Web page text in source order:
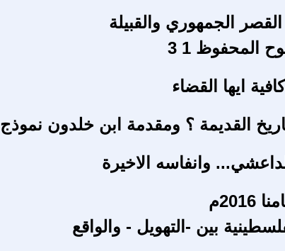
القصر الجمهوري والقبيلة
المحفوظ 1 3
ايها القضاء
القديمة ؟ ومقدمة ابن خلدون نموذج
وانفاسه الاخيرة
بين -التهويل - والواقع